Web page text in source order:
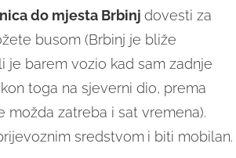
do mjesta Brbinj dovesti za
busom (Brbinj je bliže
je barem vozio kad sam zadnje
toga na sjeverni dio, prema
možda zatreba i sat vremena).
sredstvom i biti mobilan.